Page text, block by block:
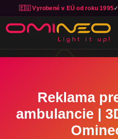
🇪🇺 Vyrobené v EÚ od roku 1995
Skip to main content
Reklama
ambulancie |